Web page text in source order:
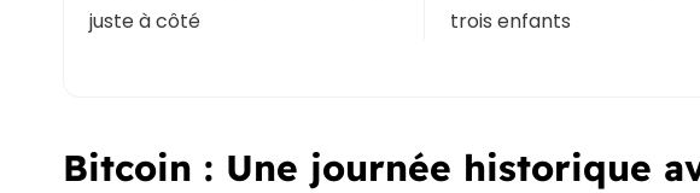
juste à côté
trois enfants
Bitcoin : Une journée historique